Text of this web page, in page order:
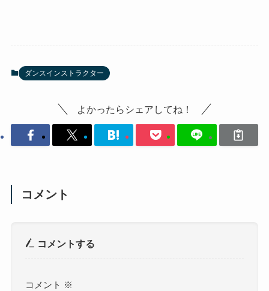
ダンスインストラクター
よかったらシェアしてね！
コメント
コメントする
コメント ※